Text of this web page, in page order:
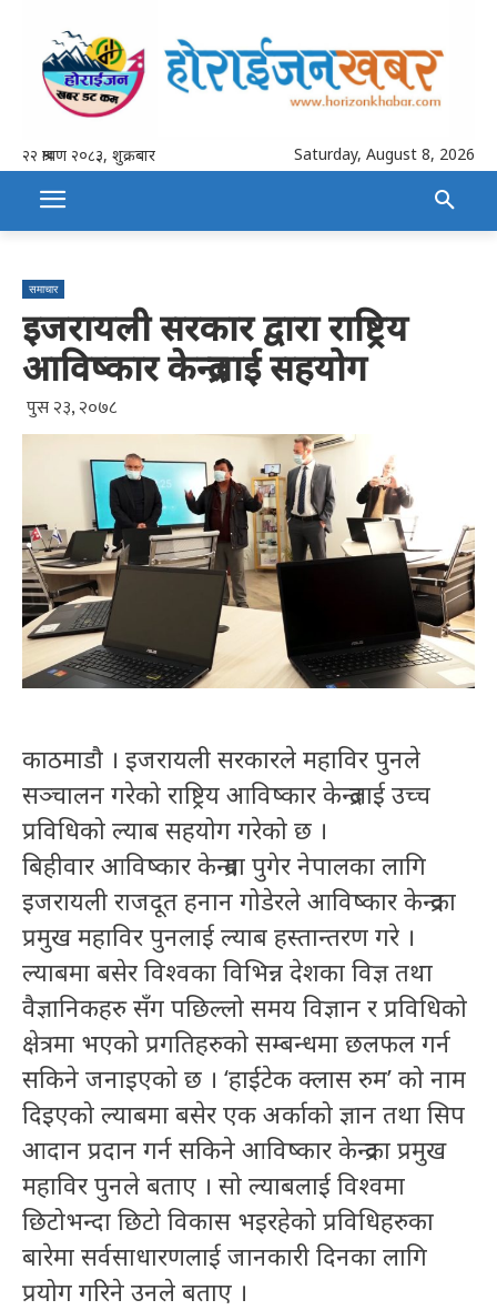
२२ श्रावण २०८३, शुक्रबार Saturday, August 8, 2026
समाचार
इजरायली सरकार द्वारा राष्ट्रिय
आविष्कार केन्द्रलाई सहयोग
पुस २३, २०७८
काठमाडौ । इजरायली सरकारले महाविर पुनले
सञ्चालन गरेको राष्ट्रिय आविष्कार केन्द्रलाई उच्च
प्रविधिको ल्याब सहयोग गरेको छ ।
बिहीवार आविष्कार केन्द्रमा पुगेर नेपालका लागि
इजरायली राजदूत हनान गोडेरले आविष्कार केन्द्रका
प्रमुख महाविर पुनलाई ल्याब हस्तान्तरण गरे ।
ल्याबमा बसेर विश्वका विभिन्न देशका विज्ञ तथा
वैज्ञानिकहरु सँग पछिल्लो समय विज्ञान र प्रविधिको
क्षेत्रमा भएको प्रगतिहरुको सम्बन्धमा छलफल गर्न
सकिने जनाइएको छ । ‘हाईटेक क्लास रुम’ को नाम
दिइएको ल्याबमा बसेर एक अर्काको ज्ञान तथा सिप
आदान प्रदान गर्न सकिने आविष्कार केन्द्रका प्रमुख
महाविर पुनले बताए । सो ल्याबलाई विश्वमा
छिटोभन्दा छिटो विकास भइरहेको प्रविधिहरुका
बारेमा सर्वसाधारणलाई जानकारी दिनका लागि
प्रयोग गरिने उनले बताए ।